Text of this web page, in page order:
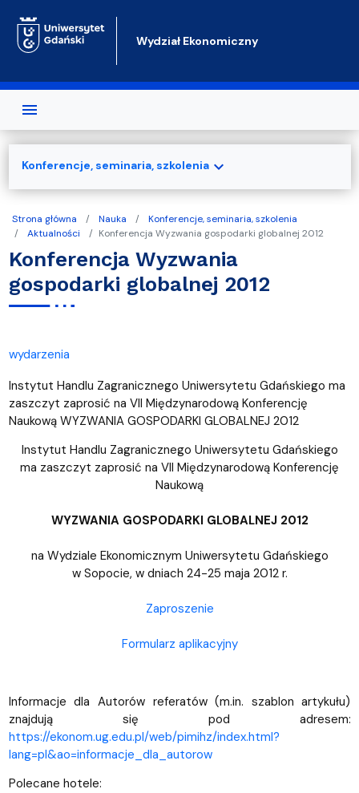
Wydział Ekonomiczny
Strona główna Nauka
Konferencje, seminaria, szkolenia
Aktualności
Konferencja Wyzwania gospodarki globalnej 2012
Konferencja Wyzwania
gospodarki globalnej 2012
wydarzenia
Instytut Handlu Zagranicznego Uniwersytetu Gdańskiego ma
zaszczyt zaprosić na VII Międzynarodową Konferencję
Naukową WYZWANIA GOSPODARKI GLOBALNEJ 2012
Instytut Handlu Zagranicznego Uniwersytetu Gdańskiego
ma zaszczyt zaprosić na VII Międzynarodową Konferencję
Naukową
WYZWANIA GOSPODARKI GLOBALNEJ 2012
na Wydziale Ekonomicznym Uniwersytetu Gdańskiego
w Sopocie, w dniach 24-25 maja 2012 r.
Zaproszenie
Formularz aplikacyjny
Informacje dla Autorów referatów (m.in. szablon artykułu)
znajdują się pod adresem:
https://ekonom.ug.edu.pl/web/pimihz/index.html?
lang=pl&ao=informacje_dla_autorow
Polecane hotele:
Konferencje, seminaria, szkoleniaexpand_more